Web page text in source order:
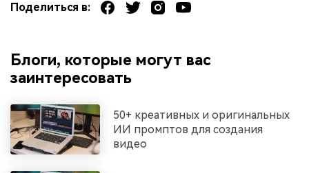
Поделиться в:
Блоги, которые могут вас
заинтересовать
50+ креативных и оригинальных
ИИ промптов для создания
видео